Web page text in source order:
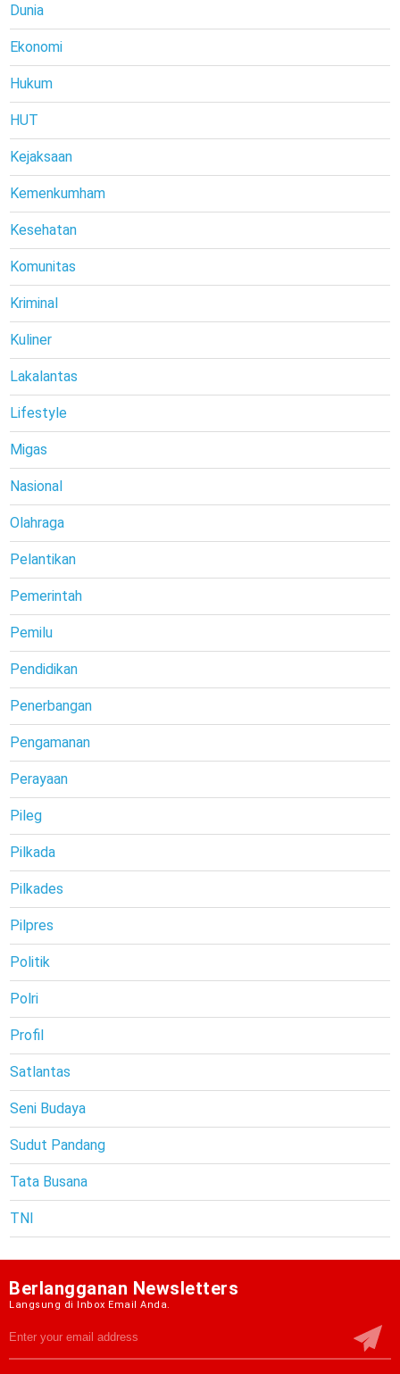
Dunia
Ekonomi
Hukum
HUT
Kejaksaan
Kemenkumham
Kesehatan
Komunitas
Kriminal
Kuliner
Lakalantas
Lifestyle
Migas
Nasional
Olahraga
Pelantikan
Pemerintah
Pemilu
Pendidikan
Penerbangan
Pengamanan
Perayaan
Pileg
Pilkada
Pilkades
Pilpres
Politik
Polri
Profil
Satlantas
Seni Budaya
Sudut Pandang
Tata Busana
TNI
Berlangganan Newsletters
Langsung di Inbox Email Anda.